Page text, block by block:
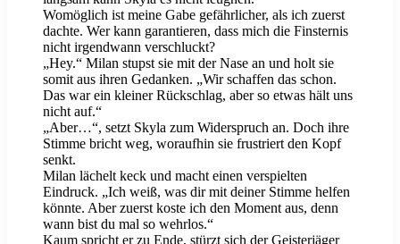
Womöglich ist meine Gabe gefährlicher, als ich zuerst
dachte. Wer kann garantieren, dass mich die Finsternis
nicht irgendwann verschluckt?
„Hey.“ Milan stupst sie mit der Nase an und holt sie
somit aus ihren Gedanken. „Wir schaffen das schon.
Das war ein kleiner Rückschlag, aber so etwas hält uns
nicht auf.“
„Aber…“, setzt Skyla zum Widerspruch an. Doch ihre
Stimme bricht weg, woraufhin sie frustriert den Kopf
senkt.
Milan lächelt keck und macht einen verspielten
Eindruck. „Ich weiß, was dir mit deiner Stimme helfen
könnte. Aber zuerst koste ich den Moment aus, denn
wann bist du mal so wehrlos.“
Kaum spricht er zu Ende, stürzt sich der Geisterjäger